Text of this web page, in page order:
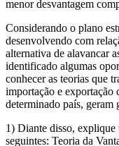
menor desvantagem
Considerando o plano
desenvolvendo com
alternativa de alavancar
identificado algumas
conhecer as teorias que
importação e exportação
determinado país, geram
1) Diante disso,
seguintes: Teoria da